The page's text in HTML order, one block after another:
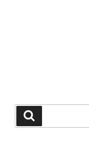
חיפוש